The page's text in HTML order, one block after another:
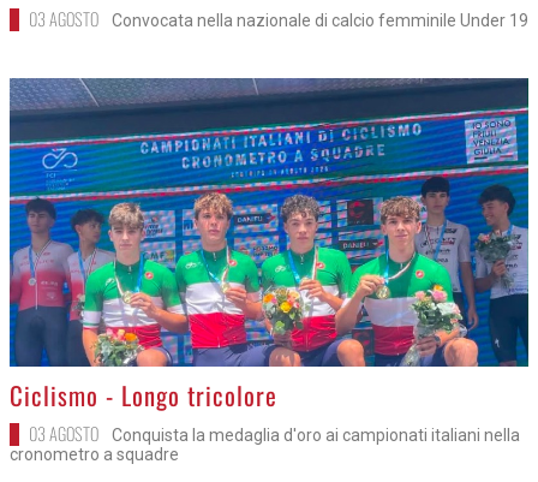
03 AGOSTO Convocata nella nazionale di calcio femminile Under 19
>
Ciclismo - Longo tricolore
03 AGOSTO
Conquista la medaglia d'oro ai campionati italiani nella
cronometro a squadre